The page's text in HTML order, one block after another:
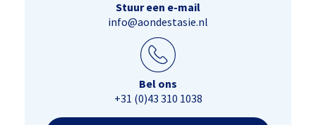
Stuur een e-mail
info@aondestasie.nl
Bel ons
+31 (0)43 310 1038